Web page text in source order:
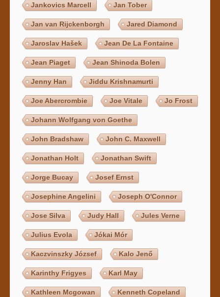
Jankovics Marcell Jan Tober
Jan van Rijckenborgh Jared Diamond
Jaroslav Hašek Jean De La Fontaine
Jean Piaget Jean Shinoda Bolen
Jenny Han Jiddu Krishnamurti
Joe Abercrombie Joe Vitale Jo Frost
Johann Wolfgang von Goethe
John Bradshaw John C. Maxwell
Jonathan Holt Jonathan Swift
Jorge Bucay Josef Ernst
Josephine Angelini Joseph O'Connor
Jose Silva Judy Hall Jules Verne
Julius Evola Jókai Mór
Kaczvinszky József Kalo Jenő
Karinthy Frigyes Karl May
Kathleen Mcgowan Kenneth Copeland